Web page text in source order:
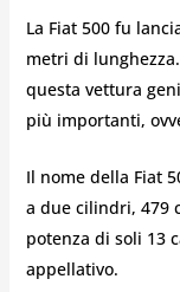
La Fiat 500 fu
metri di
questa vettura
più importanti,
Il nome della Fiat
a due cilindri, 479
potenza di soli 13
appellativo.